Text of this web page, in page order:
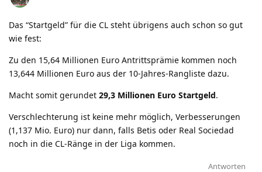
Das “Startgeld” für die CL steht übrigens auch schon so gut
wie fest:
Zu den 15,64 Millionen Euro Antrittsprämie kommen noch
13,644 Millionen Euro aus der 10-Jahres-Rangliste dazu.
Macht somit gerundet 29,3 Millionen Euro Startgeld.
Verschlechterung ist keine mehr möglich, Verbesserungen
(1,137 Mio. Euro) nur dann, falls Betis oder Real Sociedad
noch in die CL-Ränge in der Liga kommen.
Antworten